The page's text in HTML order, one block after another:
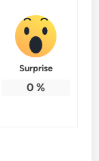
Surprise
0%